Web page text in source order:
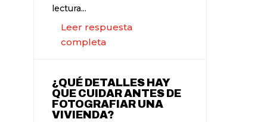
lectura...
Leer respuesta
completa
¿QUÉ DETALLES HAY
QUE CUIDAR ANTES DE
FOTOGRAFIAR UNA
VIVIENDA?